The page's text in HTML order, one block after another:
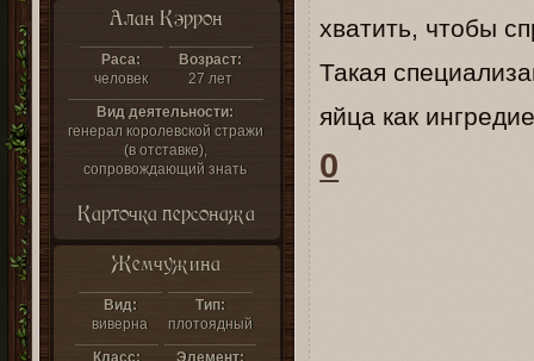
Алан Кэррон
Раса:
человек
Возраст:
27 лет
Вид деятельности:
генерал королевской стражи
(в отставке),
сопровождающий знать
Карточка персонажа
Жемчужина
Вид:
виверна
Тип:
плотоядный
Класс:
Элемент:
хватить, чтобы
Такая
яйца как
0